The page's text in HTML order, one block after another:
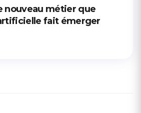
nouveau métier que
fait émerger